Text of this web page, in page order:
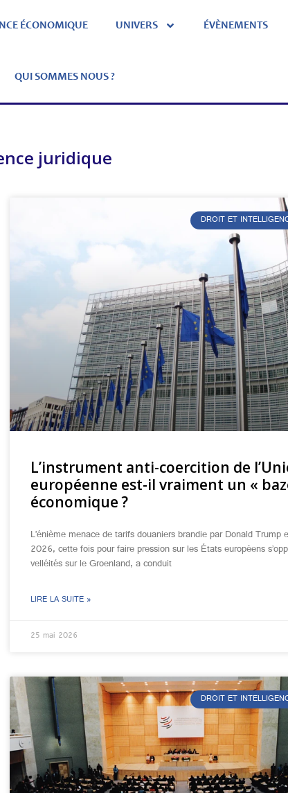
ÉCONOMIQUE UNIVERS ÉVÈNEMENTS
QUI SOMMES NOUS ?
juridique
DROIT ET
L’instrument anti-coercition de
européenne est-il vraiment un «
économique ?
L’énième menace de tarifs douaniers brandie par Donald Trump
2026, cette fois pour faire pression sur les États européens
velléités sur le Groenland, a conduit
LIRE LA SUITE »
25 mai 2026
DROIT ET